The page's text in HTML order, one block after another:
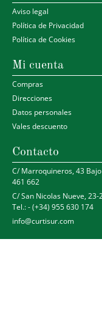
Aviso legal
Política de Privacidad
Política de Cookies
Mi cuenta
Compras
Direcciones
Datos personales
Vales descuento
Contacto
C/ Marroquineros, 43
461 662
C/ San Nicolas Nueve,
Tel.: - (+34) 955 630 174
info@curtisur.com